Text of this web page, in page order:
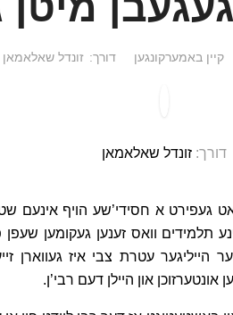
קיין באמערקונגען דורך: זונדל שאלאמאן
דורך: זונדל שאלאמאן
געפירט א חסידי’שע הויף אינעם
תלמידים וואס זענען געקומען שעפן
עטרת צבי איז געווארן
און היילן דעם רבי’ן.